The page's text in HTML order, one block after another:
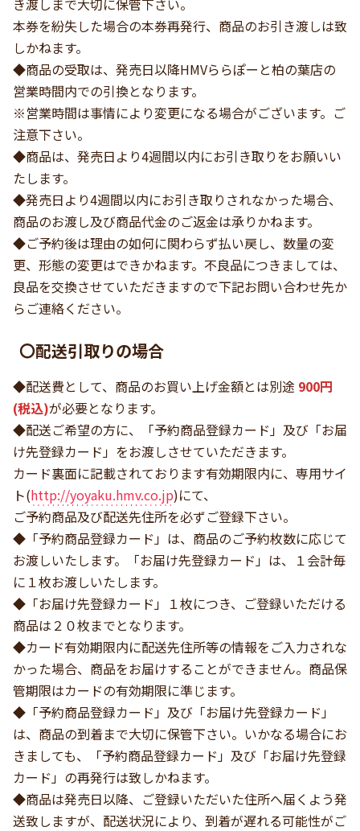
本券を紛失した場合の本券再発行、商品のお引き渡しは致
しかねます。
◆商品の受取は、発売日以降HMVららぽーと柏の葉店の
営業時間内での引換となります。
※営業時間は事情により変更になる場合がございます。ご
注意下さい。
◆商品は、発売日より4週間以内にお引き取りをお願いい
たします。
◆発売日より4週間以内にお引き取りされなかった場合、
商品のお渡し及び商品代金のご返金は承りかねます。
◆ご予約後は理由の如何に関わらず払い戻し、数量の変
更、形態の変更はできかねます。不良品につきましては、
良品を交換させていただきますので下記お問い合わせ先か
らご連絡ください。
〇配送引取りの場合
◆配送費として、商品のお買い上げ金額とは別途 900円
(税込)が必要となります。
◆配送ご希望の方に、「予約商品登録カード」及び「お届
け先登録カード」をお渡しさせていただきます。
カード裏面に記載されております有効期限内に、専用サイ
ト(http://yoyaku.hmv.co.jp)にて、
ご予約商品及び配送先住所を必ずご登録下さい。
◆「予約商品登録カード」は、商品のご予約枚数に応じて
お渡しいたします。「お届け先登録カード」は、１会計毎
に１枚お渡しいたします。
◆「お届け先登録カード」１枚につき、ご登録いただける
商品は２０枚までとなります。
◆カード有効期限内に配送先住所等の情報をご入力されな
かった場合、商品をお届けすることができません。商品保
管期限はカードの有効期限に準じます。
◆「予約商品登録カード」及び「お届け先登録カード」
は、商品の到着まで大切に保管下さい。いかなる場合にお
きましても、「予約商品登録カード」及び「お届け先登録
カード」の再発行は致しかねます。
◆商品は発売日以降、ご登録いただいた住所へ届くよう発
送致しますが、配送状況により、到着が遅れる可能性がご